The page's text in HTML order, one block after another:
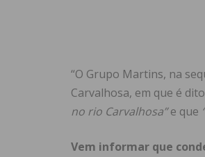
“O Grupo Martins, na
Carvalhosa, em que é
no rio Carvalhosa”e que
Vem informar que